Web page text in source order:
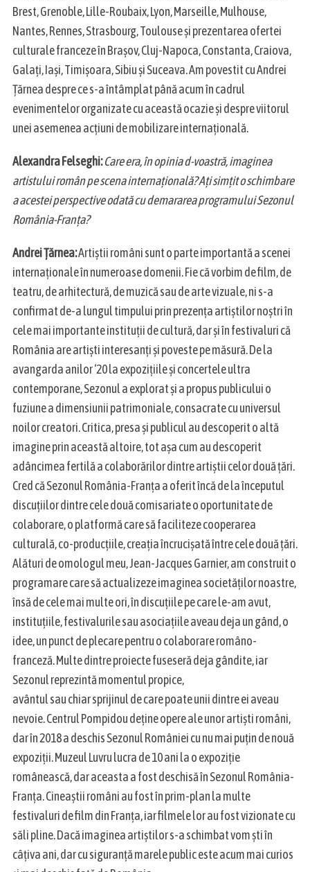
Brest, Grenoble, Lille-Roubaix, Lyon, Marseille, Mulhouse,
Nantes, Rennes, Strasbourg, Toulouse și prezentarea ofertei
culturale franceze în Brașov, Cluj-Napoca, Constanta, Craiova,
Galați, Iași, Timișoara, Sibiu și Suceava. Am povestit cu Andrei
Țărnea despre ce s-a întâmplat până acum în cadrul
evenimentelor organizate cu această ocazie și despre viitorul
unei asemenea acțiuni de mobilizare internațională.
Alexandra Felseghi:Care era, în opinia d-voastră, imaginea
artistului român pe scena internațională? Ați simțit o schimbare
a acestei perspective odată cu demararea programului Sezonul
România-Franța?
Andrei Țărnea:Artiștii români sunt o parte importantă a scenei
internaționale în numeroase domenii. Fie că vorbim de film, de
teatru, de arhitectură, de muzică sau de arte vizuale, ni s-a
confirmat de-a lungul timpului prin prezența artiștilor noștri în
cele mai importante instituții de cultură, dar și în festivaluri că
România are artiști interesanți și poveste pe măsură. De la
avangarda anilor ‘20 la expozițiile și concertele ultra
contemporane, Sezonul a explorat și a propus publicului o
fuziune a dimensiunii patrimoniale, consacrate cu universul
noilor creatori. Critica, presa și publicul au descoperit o altă
imagine prin această altoire, tot așa cum au descoperit
adâncimea fertilă a colaborărilor dintre artiștii celor două țări.
Cred că Sezonul România-Franța a oferit încă de la începutul
discuțiilor dintre cele două comisariate o oportunitate de
colaborare, o platformă care să faciliteze cooperarea
culturală, co-producțiile, creația încrucișată între cele două țări.
Alături de omologul meu, Jean-Jacques Garnier, am construit o
programare care să actualizeze imaginea societăților noastre,
însă de cele mai multe ori, în discuțiile pe care le-am avut,
instituțiile, festivalurile sau asociațiile aveau deja un gând, o
idee, un punct de plecare pentru o colaborare româno-
franceză. Multe dintre proiecte fuseseră deja gândite, iar
Sezonul reprezintă momentul propice,
avântul sau chiar sprijinul de care poate unii dintre ei aveau
nevoie. Centrul Pompidou deține opere ale unor artiști români,
dar în 2018 a deschis Sezonul României cu nu mai puțin de nouă
expoziții. Muzeul Luvru lucra de 10 ani la o expoziție
românească, dar aceasta a fost deschisă în Sezonul România-
Franța. Cineaștii români au fost în prim-plan la multe
festivaluri de film din Franța, iar filmele lor au fost vizionate cu
săli pline. Dacă imaginea artiștilor s-a schimbat vom ști în
câțiva ani, dar cu siguranță marele public este acum mai curios
S
e
c
h
f
: